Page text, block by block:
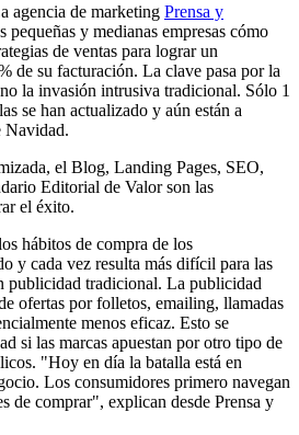
agencia de marketing Prensa y
pequeñas y medianas empresas cómo
de ventas para lograr un
de su facturación. La clave pasa por la
la invasión intrusiva tradicional. Sólo 1
se han actualizado y aún están a
Navidad.
el Blog, Landing Pages, SEO,
Editorial de Valor son las
el éxito.
hábitos de compra de los
y cada vez resulta más difícil para las
publicidad tradicional. La publicidad
ofertas por folletos, emailing, llamadas
menos eficaz. Esto se
si las marcas apuestan por otro tipo de
"Hoy en día la batalla está en
Los consumidores primero navegan
de comprar", explican desde Prensa y